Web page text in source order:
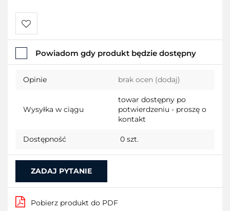
Do
przechowalni
Powiadom gdy produkt będzie dostępny
Opinie brak ocen (dodaj)
Wysyłka w ciągu
towar dostępny po
potwierdzeniu - proszę o
kontakt
Dostępność 0 szt.
ZADAJ PYTANIE
Pobierz produkt do PDF